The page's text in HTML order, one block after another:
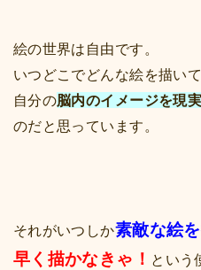
絵の世界は自由です。
いつどこでどんな絵を描いて
自分の脳内のイメージを現
のだと思っています。
それがいつしか素敵な絵
早く描かなきゃ！ という